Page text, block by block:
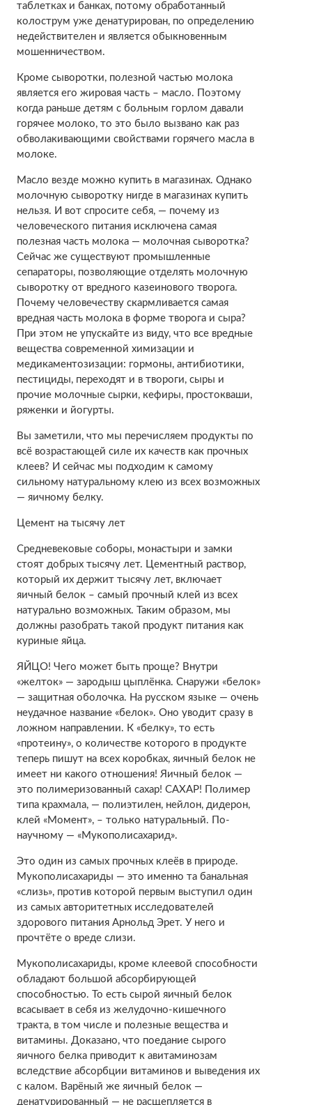
таблетках и банках, потому обработанный
колострум уже денатурирован, по определению
недействителен и является обыкновенным
мошенничеством.
Кроме сыворотки, полезной частью молока
является его жировая часть – масло. Поэтому
когда раньше детям с больным горлом давали
горячее молоко, то это было вызвано как раз
обволакивающими свойствами горячего масла в
молоке.
Масло везде можно купить в магазинах. Однако
молочную сыворотку нигде в магазинах купить
нельзя. И вот спросите себя, — почему из
человеческого питания исключена самая
полезная часть молока — молочная сыворотка?
Сейчас же существуют промышленные
сепараторы, позволяющие отделять молочную
сыворотку от вредного казеинового творога.
Почему человечеству скармливается самая
вредная часть молока в форме творога и сыра?
При этом не упускайте из виду, что все вредные
вещества современной химизации и
медикаментозизации: гормоны, антибиотики,
пестициды, переходят и в твороги, сыры и
прочие молочные сырки, кефиры, простокваши,
ряженки и йогурты.
Вы заметили, что мы перечисляем продукты по
всё возрастающей силе их качеств как прочных
клеев? И сейчас мы подходим к самому
сильному натуральному клею из всех возможных
— яичному белку.
Цемент на тысячу лет
Средневековые соборы, монастыри и замки
стоят добрых тысячу лет. Цементный раствор,
который их держит тысячу лет, включает
яичный белок – самый прочный клей из всех
натурально возможных. Таким образом, мы
должны разобрать такой продукт питания как
куриные яйца.
ЯЙЦО! Чего может быть проще? Внутри
«желток» — зародыш цыплёнка. Снаружи «белок»
— защитная оболочка. На русском языке — очень
неудачное название «белок». Оно уводит сразу в
ложном направлении. К «белку», то есть
«протеину», о количестве которого в продукте
теперь пишут на всех коробках, яичный белок не
имеет ни какого отношения! Яичный белок —
это полимеризованный сахар! САХАР! Полимер
типа крахмала, — полиэтилен, нейлон, дидерон,
клей «Момент», – только натуральный. По-
научному — «Мукополисахарид».
Это один из самых прочных клеёв в природе.
Мукополисахариды — это именно та банальная
«слизь», против которой первым выступил один
из самых авторитетных исследователей
здорового питания Арнольд Эрет. У него и
прочтёте о вреде слизи.
Мукополисахариды, кроме клеевой способности
обладают большой абсорбирующей
способностью. То есть сырой яичный белок
всасывает в себя из желудочно-кишечного
тракта, в том числе и полезные вещества и
витамины. Доказано, что поедание сырого
яичного белка приводит к авитаминозам
вследствие абсорбции витаминов и выведения их
с калом. Варёный же яичный белок —
денатурированный — не расщепляется в